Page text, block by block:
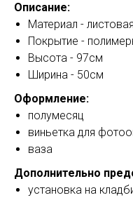
Описание:
Материал -
Покрытие -
Высота - 97см
Ширина - 50см
Оформление:
полумесяц
виньетка для
ваза
Дополнительно
установка на